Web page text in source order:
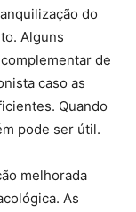
do
Alguns
de
caso as
Quando
pode ser útil.
melhorada
As